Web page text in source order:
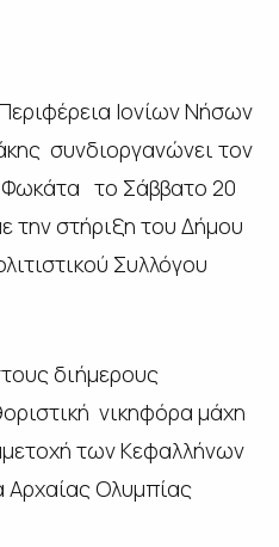
Ιονίων Νήσων
συνδιοργανώνει τον
το Σάββατο 20
την στήριξη του Δήμου
Συλλόγου
διήμερους
νικηφόρα μάχη
των Κεφαλλήνων
Αρχαίας Ολυμπίας